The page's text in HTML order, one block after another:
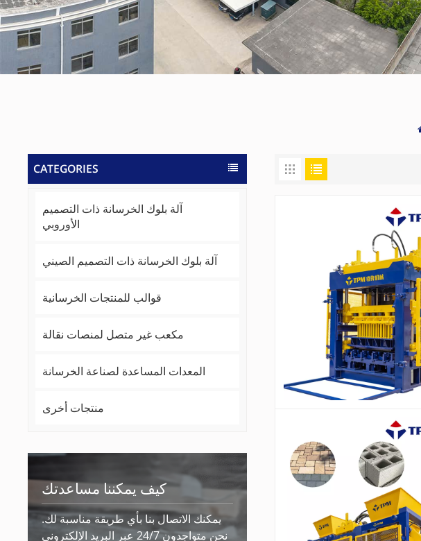
CATEGORIES
آلة بلوك الخرسانة ذات التصميم
الأوروبي
آلة بلوك الخرسانة ذات التصميم الصيني
قوالب للمنتجات الخرسانية
مكعب غير متصل لمنصات نقالة
المعدات المساعدة لصناعة الخرسانة
منتجات أخرى
كيف يمكننا مساعدتك
يمكنك الاتصال بنا بأي طريقة مناسبة لك.
نحن متواجدون 24/7 عبر البريد الإلكتروني